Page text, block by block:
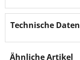
Technische Daten
Ähnliche Artikel